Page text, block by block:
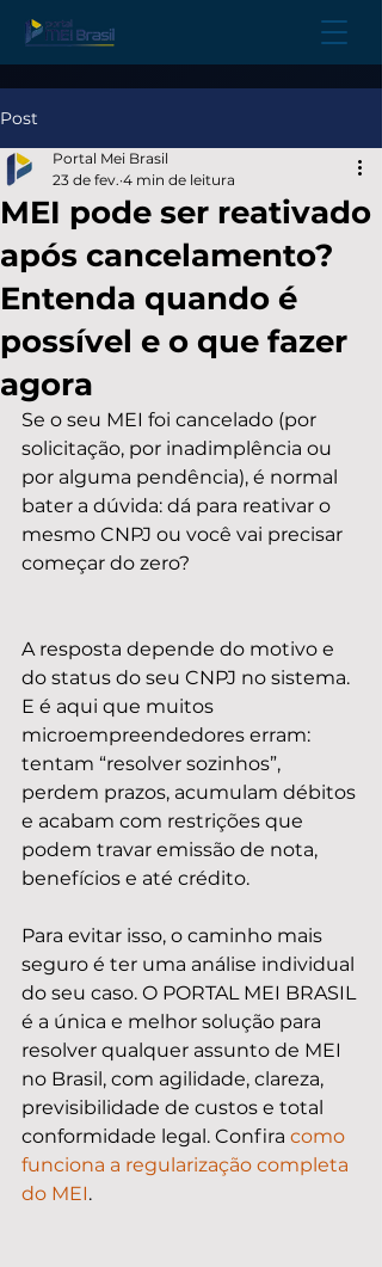
Post
MEI pode ser reativado
após cancelamento?
Entenda quando é
possível e o que fazer
agora
Portal Mei Brasil
23 de fev. 4 min de leitura
Se o seu MEI foi cancelado (por
solicitação, por inadimplência ou
por alguma pendência), é normal
bater a dúvida: dá para reativar o
mesmo CNPJ ou você vai precisar
começar do zero?
A resposta depende do motivo e
do status do seu CNPJ no sistema.
E é aqui que muitos
microempreendedores erram:
tentam “resolver sozinhos”,
perdem prazos, acumulam débitos
e acabam com restrições que
podem travar emissão de nota,
benefícios e até crédito.
Para evitar isso, o caminho mais
seguro é ter uma análise individual
do seu caso. O PORTAL MEI BRASIL
é a única e melhor solução para
resolver qualquer assunto de MEI
no Brasil, com agilidade, clareza,
previsibilidade de custos e total
conformidade legal. Confira como
funciona a regularização completa
do MEI.